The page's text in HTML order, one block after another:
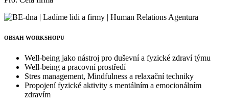
OBSAH WORKSHOPU
Well-being jako nástroj pro duševní a fyzické zdraví týmu
Well-being a pracovní prostředí
Stres management, Mindfulness a relaxační techniky
Propojení fyzické aktivity s mentálním a emocionálním
zdravím